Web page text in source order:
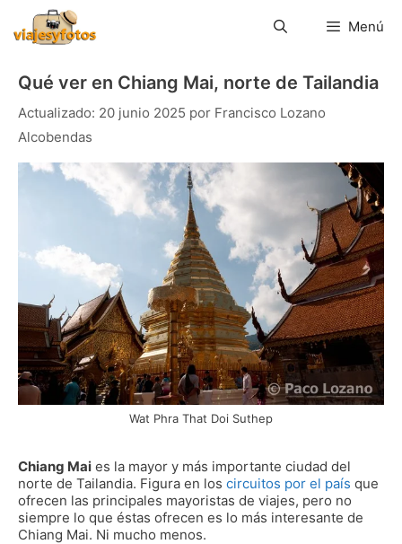
contenido
Menú
Qué ver en Chiang Mai, norte de Tailandia
20 junio 2025 por Francisco Lozano
Alcobendas
Wat Phra That Doi Suthep
Chiang Mai es la mayor y más importante ciudad del
norte de Tailandia. Figura en los circuitos por el país que
ofrecen las principales mayoristas de viajes, pero no
siempre lo que éstas ofrecen es lo más interesante de
Chiang Mai. Ni mucho menos.